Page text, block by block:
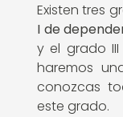
Existen tres
I de
y el grado
haremos
conozcas
este grado.